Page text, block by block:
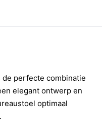
de perfecte combinatie
elegant ontwerp en
optimaal